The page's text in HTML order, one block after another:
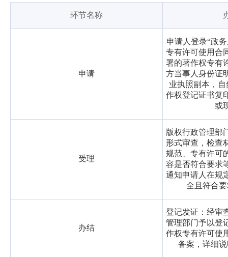
环节名称
申请
申请人登录“政
专有许可使用合
署的著作权专有
方当事人身份证
业执照副本，
作权登记证书复
或
受理
版权行政管理部
形式审查，检查
规范、专有许可
容是否符合要求
通知申请人在规
全且符合
办结
登记发证：经审
管理部门予以登
作权专有许可使
备案，详细